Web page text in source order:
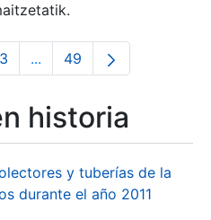
Orrialdea
3 ...Intermediate Pages Use
Orrialdea
49
historia
y tuberías de la
durante el año 2011